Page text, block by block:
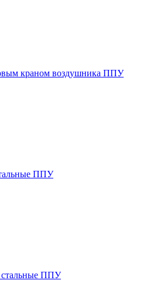
краном воздушника ППУ
ППУ
стальные ППУ